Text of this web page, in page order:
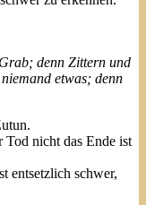
denn Zittern und
etwas; denn
Tod nicht das Ende ist
entsetzlich schwer,